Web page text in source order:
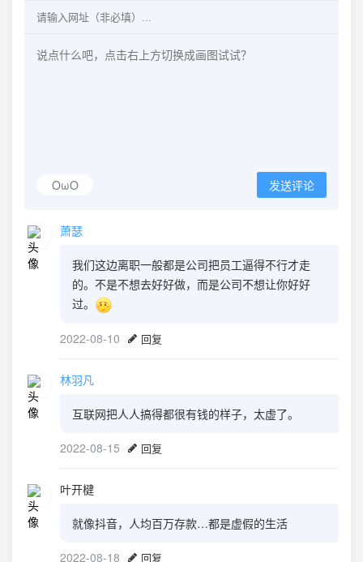
OωO 发送评论
萧瑟
我们这边离职一般都是公司把员工逼得不行才走
的。不是不想去好好做，而是公司不想让你好好
过。
2022-08-10 回复
林羽凡
互联网把人人搞得都很有钱的样子，太虚了。
2022-08-15 回复
叶开楗
就像抖音，人均百万存款…都是虚假的生活
2022-08-18 回复